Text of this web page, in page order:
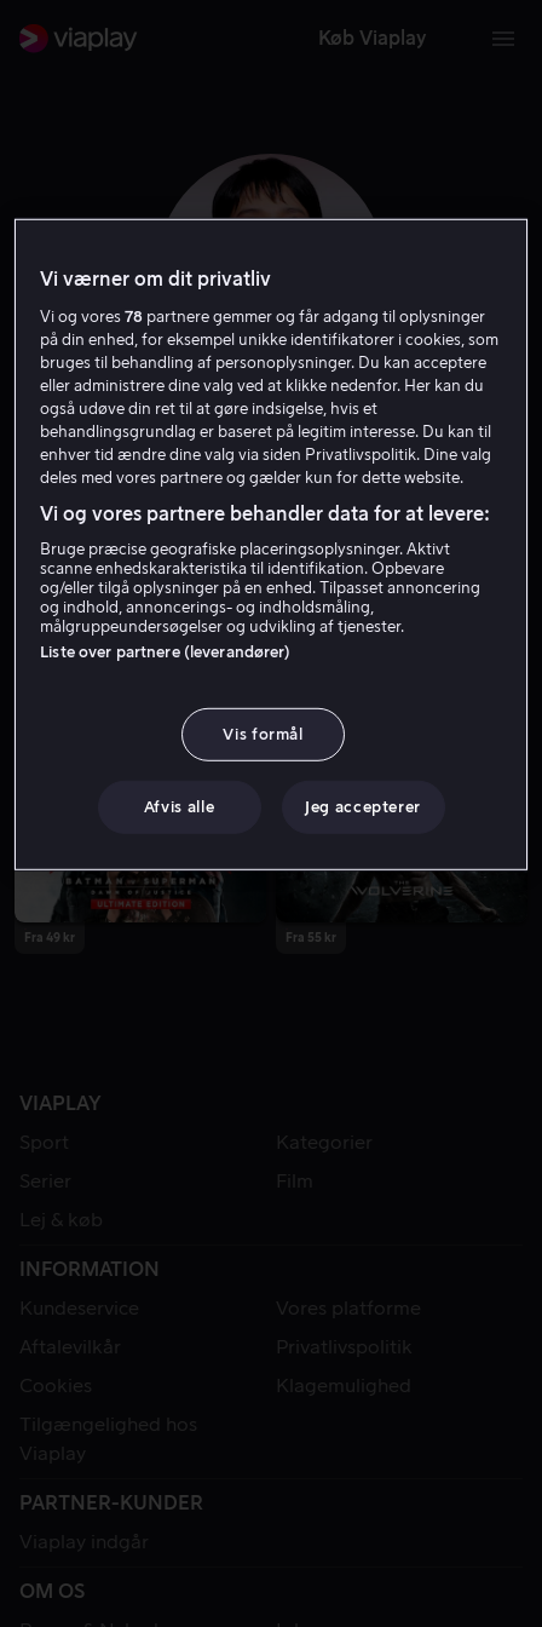
Køb Viaplay
Tao Okamoto
Fra 49 kr
Fra 49 kr Fra 55 kr
VIAPLAY
Sport
Kategorier
Serier
Film
Lej & køb
INFORMATION
Kundeservice
Vores platforme
Aftalevilkår
Privatlivspolitik
Cookies
Klagemulighed
Tilgængelighed hos
Viaplay
PARTNER-KUNDER
Viaplay indgår
OM OS
Vi værner om dit privatliv
Vi og vores78 partnere gemmer og får adgang til oplysninger
på din enhed, for eksempel unikke identifikatorer i cookies, som
bruges til behandling af personoplysninger. Du kan acceptere
eller administrere dine valg ved at klikke nedenfor. Her kan du
også udøve din ret til at gøre indsigelse, hvis et
behandlingsgrundlag er baseret på legitim interesse. Du kan til
enhver tid ændre dine valg via siden Privatlivspolitik. Dine valg
deles med vores partnere og gælder kun for dette website.
Vi og vores partnere behandler data for at levere:
Bruge præcise geografiske placeringsoplysninger. Aktivt
scanne enhedskarakteristika til identifikation. Opbevare
og/eller tilgå oplysninger på en enhed. Tilpasset annoncering
og indhold, annoncerings- og indholdsmåling,
målgruppeundersøgelser og udvikling af tjenester.
Liste over partnere (leverandører)
Vis formål
Afvis alle Jeg accepterer